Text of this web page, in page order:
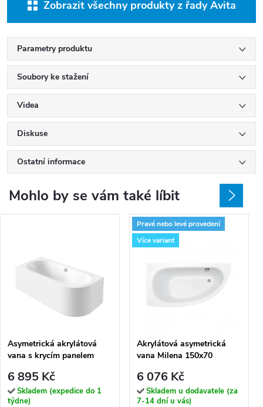
Zobrazit všechny produkty z řady Avita
Parametry produktu
Soubory ke stažení
Videa
Diskuse
Ostatní informace
Mohlo by se vám také líbit
Asymetrická akrylátová
vana s krycím panelem
cm, bílá
6 895 Kč
Skladem (expedice do 1
týdne)
Pravé nebo levé provedení
Více variant
Akrylátová asymetrická
vana Milena 150x70
6 076 Kč
Skladem u dodavatele (za
7-14 dní u vás)